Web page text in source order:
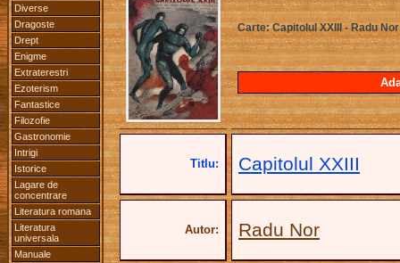
Diverse
Dragoste
Drept
Enigme
Extraterestri
Ezoterism
Fantastice
Filozofie
Gastronomie
Intrigi
Istorice
Lagare de
concentrare
Literatura romana
Literatura
universala
Manuale
Carte: Capitolul XXIII - Radu Nor
Titlu: Capitolul XXIII
Autor: Radu Nor